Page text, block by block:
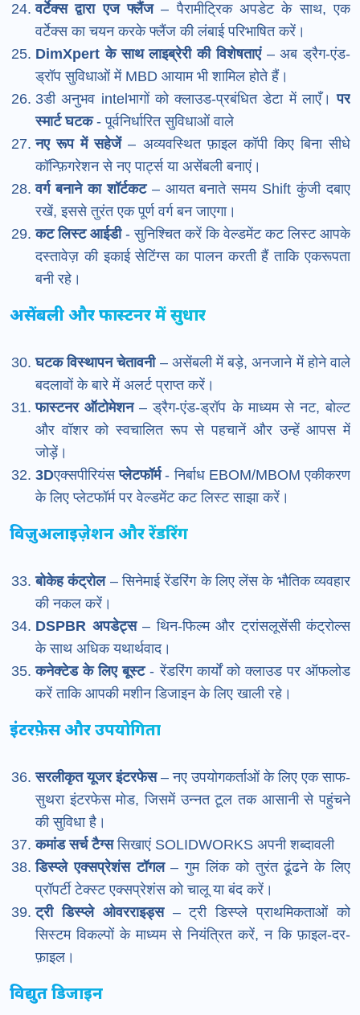
वर्टेक्स द्वारा एज फ्लैंज– पैरामीट्रिक अपडेट के साथ, एक
वर्टेक्स का चयन करके फ्लैंज की लंबाई परिभाषित करें।
DimXpert के साथ लाइब्रेरी की विशेषताएं– अब ड्रैग-एंड-
ड्रॉप सुविधाओं में MBD आयाम भी शामिल होते हैं।
3डीअनुभव intelभागों को क्लाउड-प्रबंधित डेटा में लाएँ। पर
स्मार्ट घटक- पूर्वनिर्धारित सुविधाओं वाले
नए रूप में सहेजें– अव्यवस्थित फ़ाइल कॉपी किए बिना सीधे
कॉन्फ़िगरेशन से नए पार्ट्स या असेंबली बनाएं।
वर्ग बनाने का शॉर्टकट– आयत बनाते समय Shift कुंजी दबाए
रखें, इससे तुरंत एक पूर्ण वर्ग बन जाएगा।
कट लिस्ट आईडी- सुनिश्चित करें कि वेल्डमेंट कट लिस्ट आपके
दस्तावेज़ की इकाई सेटिंग्स का पालन करती हैं ताकि एकरूपता
बनी रहे।
असेंबली और फास्टनर में सुधार
घटक विस्थापन चेतावनी– असेंबली में बड़े, अनजाने में होने वाले
बदलावों के बारे में अलर्ट प्राप्त करें।
फास्टनर ऑटोमेशन– ड्रैग-एंड-ड्रॉप के माध्यम से नट, बोल्ट
और वॉशर को स्वचालित रूप से पहचानें और उन्हें आपस में
जोड़ें।
3Dएक्सपीरियंसप्लेटफॉर्म- निर्बाध EBOM/MBOM एकीकरण
के लिए प्लेटफॉर्म पर वेल्डमेंट कट लिस्ट साझा करें।
विज़ुअलाइज़ेशन और रेंडरिंग
बोकेह कंट्रोल– सिनेमाई रेंडरिंग के लिए लेंस के भौतिक व्यवहार
की नकल करें।
DSPBR अपडेट्स– थिन-फिल्म और ट्रांसलूसेंसी कंट्रोल्स
के साथ अधिक यथार्थवाद।
कनेक्टेड के लिए बूस्ट- रेंडरिंग कार्यों को क्लाउड पर ऑफलोड
करें ताकि आपकी मशीन डिजाइन के लिए खाली रहे।
इंटरफ़ेस और उपयोगिता
सरलीकृत यूजर इंटरफेस– नए उपयोगकर्ताओं के लिए एक साफ-
सुथरा इंटरफेस मोड, जिसमें उन्नत टूल तक आसानी से पहुंचने
की सुविधा है।
कमांड सर्च टैग्ससिखाएं SOLIDWORKS अपनी शब्दावली
डिस्प्ले एक्सप्रेशंस टॉगल– गुम लिंक को तुरंत ढूंढने के लिए
प्रॉपर्टी टेक्स्ट एक्सप्रेशंस को चालू या बंद करें।
ट्री डिस्प्ले ओवरराइड्स– ट्री डिस्प्ले प्राथमिकताओं को
सिस्टम विकल्पों के माध्यम से नियंत्रित करें, न कि फ़ाइल-दर-
फ़ाइल।
विद्युत डिजाइन